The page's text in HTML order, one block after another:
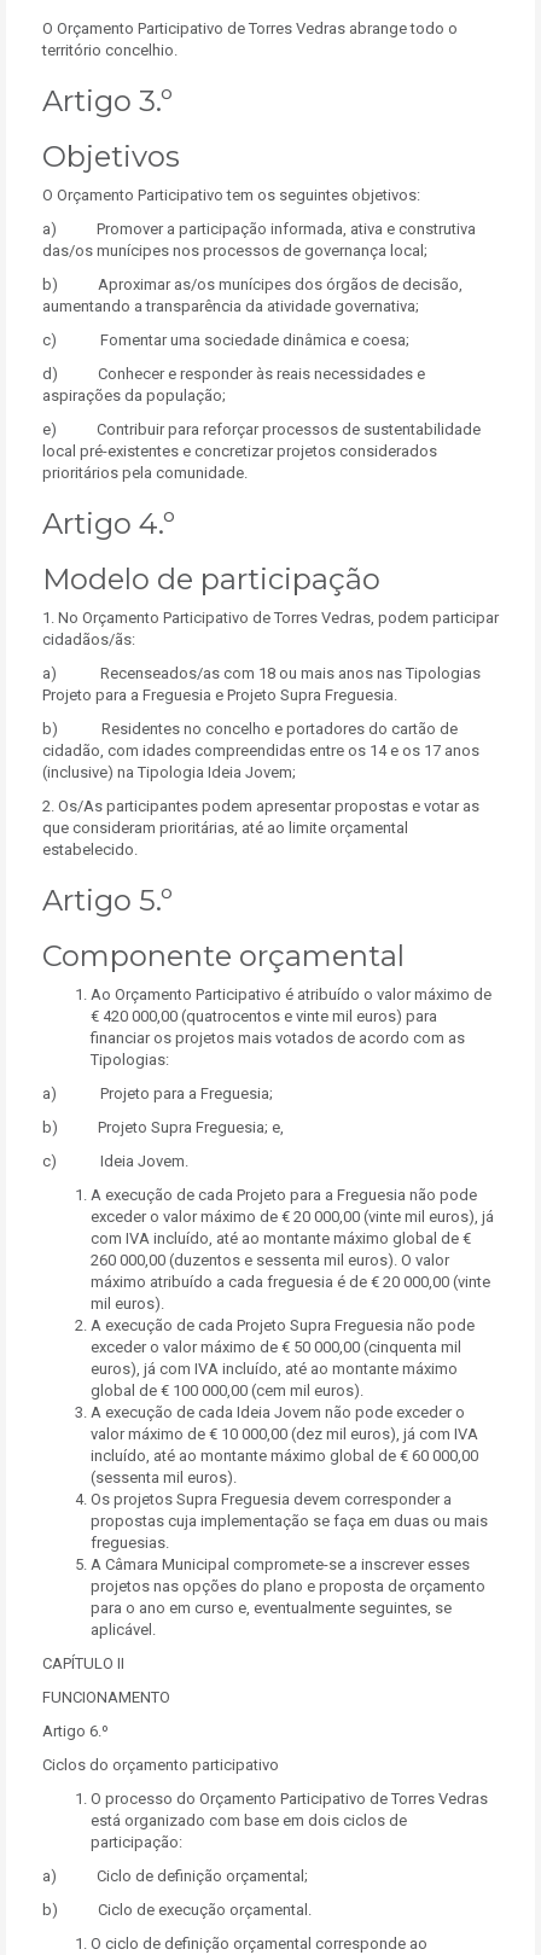
O Orçamento Participativo de Torres Vedras abrange todo o
território concelhio.
Artigo 3.º
Objetivos
O Orçamento Participativo tem os seguintes objetivos:
a) Promover a participação informada, ativa e construtiva
das/os munícipes nos processos de governança local;
b) Aproximar as/os munícipes dos órgãos de decisão,
aumentando a transparência da atividade governativa;
c) Fomentar uma sociedade dinâmica e coesa;
d) Conhecer e responder às reais necessidades e
aspirações da população;
e) Contribuir para reforçar processos de sustentabilidade
local pré-existentes e concretizar projetos considerados
prioritários pela comunidade.
Artigo 4.º
Modelo de participação
1. No Orçamento Participativo de Torres Vedras, podem participar
cidadãos/ãs:
a) Recenseados/as com 18 ou mais anos nas Tipologias
Projeto para a Freguesia e Projeto Supra Freguesia.
b) Residentes no concelho e portadores do cartão de
cidadão, com idades compreendidas entre os 14 e os 17 anos
(inclusive) na Tipologia Ideia Jovem;
2. Os/As participantes podem apresentar propostas e votar as
que consideram prioritárias, até ao limite orçamental
estabelecido.
Artigo 5.º
Componente orçamental
Ao Orçamento Participativo é atribuído o valor máximo de
€ 420 000,00 (quatrocentos e vinte mil euros) para
financiar os projetos mais votados de acordo com as
Tipologias:
a) Projeto para a Freguesia;
b) Projeto Supra Freguesia; e,
c) Ideia Jovem.
A execução de cada Projeto para a Freguesia não pode
exceder o valor máximo de € 20 000,00 (vinte mil euros), já
com IVA incluído, até ao montante máximo global de €
260 000,00 (duzentos e sessenta mil euros). O valor
máximo atribuído a cada freguesia é de € 20 000,00 (vinte
mil euros).
A execução de cada Projeto Supra Freguesia não pode
exceder o valor máximo de € 50 000,00 (cinquenta mil
euros), já com IVA incluído, até ao montante máximo
global de € 100 000,00 (cem mil euros).
A execução de cada Ideia Jovem não pode exceder o
valor máximo de € 10 000,00 (dez mil euros), já com IVA
incluído, até ao montante máximo global de € 60 000,00
(sessenta mil euros).
Os projetos Supra Freguesia devem corresponder a
propostas cuja implementação se faça em duas ou mais
freguesias.
A Câmara Municipal compromete-se a inscrever esses
projetos nas opções do plano e proposta de orçamento
para o ano em curso e, eventualmente seguintes, se
aplicável.
CAPÍTULO II
FUNCIONAMENTO
Artigo 6.º
Ciclos do orçamento participativo
O processo do Orçamento Participativo de Torres Vedras
está organizado com base em dois ciclos de
participação:
a) Ciclo de definição orçamental;
b) Ciclo de execução orçamental.
O ciclo de definição orçamental corresponde ao